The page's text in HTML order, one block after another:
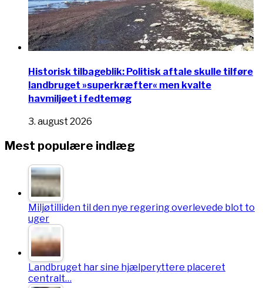
Historisk tilbageblik: Politisk aftale skulle tilføre
landbruget »superkræfter« men kvalte
havmiljøet i fedtemøg
3. august 2026
Mest populære indlæg
Miljøtilliden til den nye regering overlevede blot to
uger
Landbruget har sine hjælperyttere placeret
centralt…